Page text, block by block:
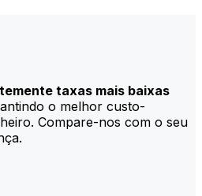
taxas mais baixas
o melhor custo-
Compare-nos com o seu